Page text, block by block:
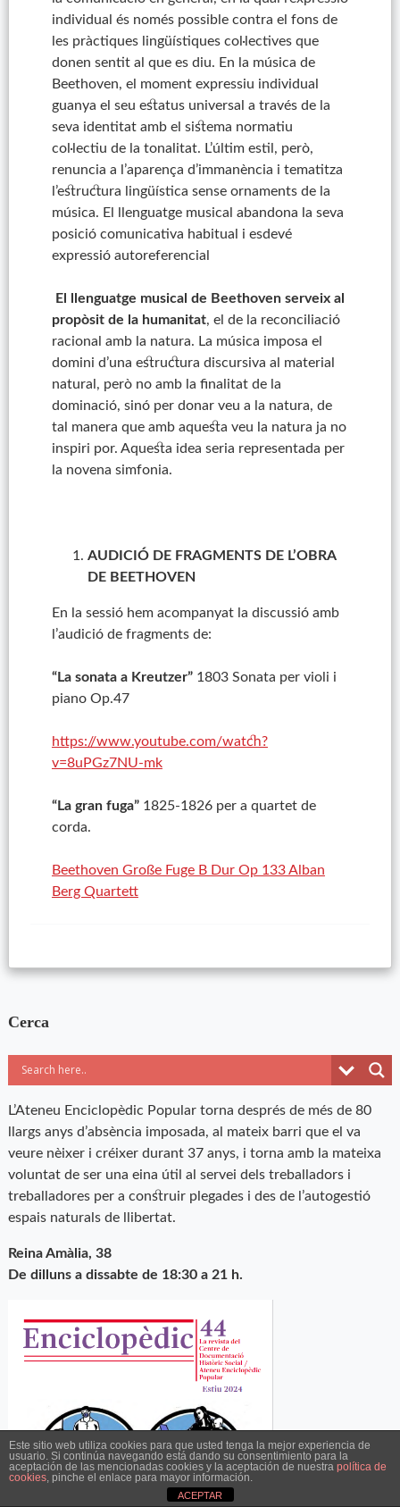
individual és només possible contra el fons de
les pràctiques lingüístiques col·lectives que
donen sentit al que es diu. En la música de
Beethoven, el moment expressiu individual
guanya el seu estatus universal a través de la
seva identitat amb el sistema normatiu
col·lectiu de la tonalitat. L’últim estil, però,
renuncia a l’aparença d’immanència i tematitza
l’estructura lingüística sense ornaments de la
música. El llenguatge musical abandona la seva
posició comunicativa habitual i esdevé
expressió autoreferencial
El llenguatge musical de Beethoven serveix al
propòsit de la humanitat, el de la reconciliació
racional amb la natura. La música imposa el
domini d’una estructura discursiva al material
natural, però no amb la finalitat de la
dominació, sinó per donar veu a la natura, de
tal manera que amb aquesta veu la natura ja no
inspiri por. Aquesta idea seria representada per
la novena simfonia.
AUDICIÓ DE FRAGMENTS DE L’OBRA
DE BEETHOVEN
En la sessió hem acompanyat la discussió amb
l’audició de fragments de:
“La sonata a Kreutzer” 1803 Sonata per violi i
piano Op.47
https://www.youtube.com/watch?
v=8uPGz7NU-mk
“La gran fuga” 1825-1826 per a quartet de
corda.
Beethoven Große Fuge B Dur Op 133 Alban
Berg Quartett
Cerca
L’Ateneu Enciclopèdic Popular torna després de més de 80
llargs anys d’absència imposada, al mateix barri que el va
veure nèixer i créixer durant 37 anys, i torna amb la mateixa
voluntat de ser una eina útil al servei dels treballadors i
treballadores per a construir plegades i des de l’autogestió
espais naturals de llibertat.
Reina Amàlia, 38
De dilluns a dissabte de 18:30 a 21 h.
Este sitio web utiliza cookies para que usted tenga la mejor experiencia de
usuario. Si continúa navegando está dando su consentimiento para la
aceptación de las mencionadas cookies y la aceptación de nuestra política de
cookies, pinche el enlace para mayor información.
ACEPTAR